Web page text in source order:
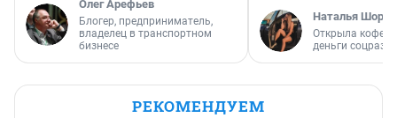
Олег Арефьев
Блогер, предприниматель,
владелец в транспортном
бизнесе
Наталья
Открыла
деньги
РЕКОМЕНДУЕМ